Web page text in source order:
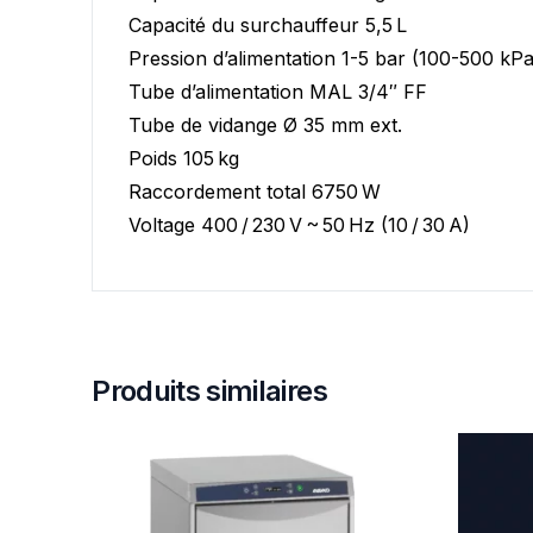
Capacité du surchauffeur 5,5 L
Pression d’alimentation 1-5 bar (100-500
Tube d’alimentation MAL 3/4″ FF
Tube de vidange Ø 35 mm ext.
Poids 105 kg
Raccordement total 6750 W
Voltage 400 / 230 V ~ 50 Hz (10 / 30 A)
Produits similaires